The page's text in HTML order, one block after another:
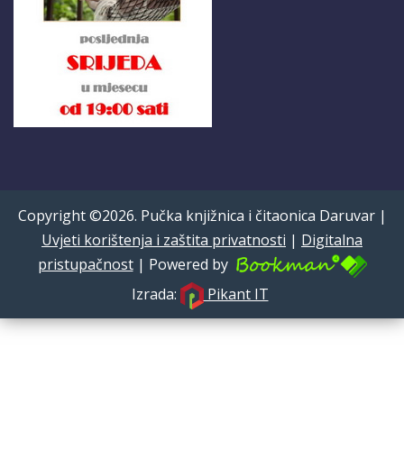
Copyright ©2026. Pučka knjižnica i čitaonica Daruvar |
Uvjeti korištenja i zaštita privatnosti | Digitalna
pristupačnost| Powered by
Izrada:
Pikant IT